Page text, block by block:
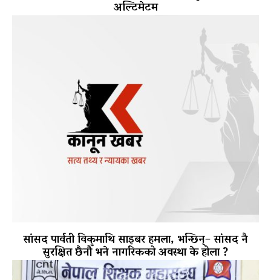
अल्टिमेटम
सांसद पार्वती विकमाथि साइबर हमला, भन्छिन्– सांसद नै
सुरक्षित छैनौँ भने नागरिकको अवस्था के होला ?